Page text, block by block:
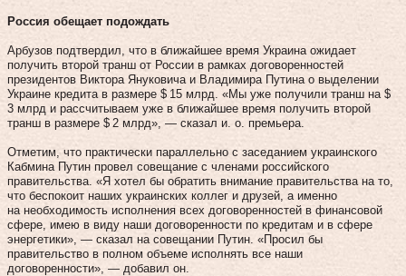
Россия обещает подождать
Арбузов подтвердил, что в ближайшее время Украина ожидает
получить второй транш от России в рамках договоренностей
президентов Виктора Януковича и Владимира Путина о выделении
Украине кредита в размере $ 15 млрд. «Мы уже получили транш на $
3 млрд и рассчитываем уже в ближайшее время получить второй
транш в размере $ 2 млрд», — сказал и. о. премьера.
Отметим, что практически параллельно с заседанием украинского
Кабмина Путин провел совещание с членами российского
правительства. «Я хотел бы обратить внимание правительства на то,
что беспокоит наших украинских коллег и друзей, а именно
на необходимость исполнения всех договоренностей в финансовой
сфере, имею в виду наши договоренности по кредитам и в сфере
энергетики», — сказал на совещании Путин. «Просил бы
правительство в полном объеме исполнять все наши
договоренности», — добавил он.